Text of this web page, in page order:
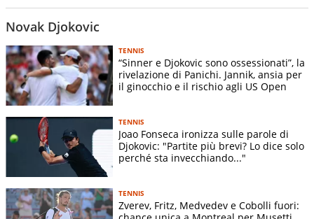
Altezza: 1,88m
Peso : 77 kg
Slam vinti: Australian Open, Roland Garros, Wimbledon,
US Open.
Record: Ha vinto 24 Slam in carriera, stabilendo il primato
nella storia del tennis. Ha anche vinto la medaglia d'oro
alle Olimpiadi e più volte la Coppa Davis.
Partite giocate stagione in corso
Torneo Turno Avversario V/P
19/01
Australian
Open
1T
Francesco
Novak Djokovic
TENNIS
“Sinner e Djokovic sono ossessionati”, la
rivelazione di Panichi. Jannik, ansia per
il ginocchio e il rischio agli US Open
TENNIS
Joao Fonseca ironizza sulle parole di
Djokovic: "Partite più brevi? Lo dice solo
perché sta invecchiando..."
TENNIS
Zverev, Fritz, Medvedev e Cobolli fuori: